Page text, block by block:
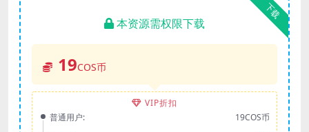
下载
本资源需权限下载
19COS币
VIP折扣
普通用户:
19COS币